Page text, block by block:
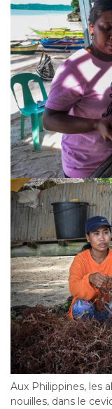
Aux Philippines, les
nouilles, dans le